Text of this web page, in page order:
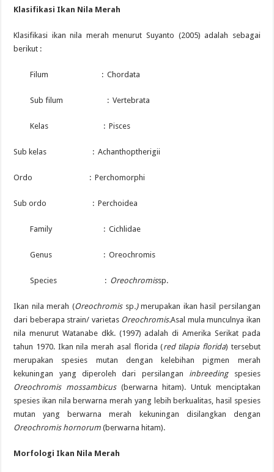
Klasifikasi Ikan Nila Merah
Klasifikasi ikan nila merah menurut Suyanto (2005) adalah sebagai
berikut :
Filum : Chordata
Sub filum : Vertebrata
Kelas : Pisces
Sub kelas : Achanthoptherigii
Ordo : Perchomorphi
Sub ordo : Perchoidea
Family : Cichlidae
Genus : Oreochromis
Species : Oreochromissp.
Ikan nila merah (Oreochromis sp.)merupakan ikan hasil persilangan
dari beberapa strain/ varietas Oreochromis.Asal mula munculnya ikan
nila menurut Watanabe dkk. (1997) adalah di Amerika Serikat pada
tahun 1970. Ikan nila merah asal florida (red tilapia florida) tersebut
merupakan spesies mutan dengan kelebihan pigmen merah
kekuningan yang diperoleh dari persilangan inbreeding spesies
Oreochromis mossambicus(berwarna hitam). Untuk menciptakan
spesies ikan nila berwarna merah yang lebih berkualitas, hasil spesies
mutan yang berwarna merah kekuningan disilangkan dengan
Oreochromis hornorum(berwarna hitam).
Morfologi Ikan Nila Merah